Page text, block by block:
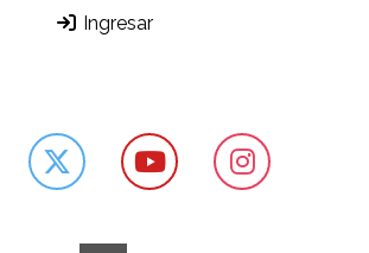
Ingresar